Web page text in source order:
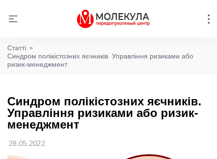
Статті »
Синдром полікістозних яєчників. Управління ризиками або
ризик-менеджмент
Синдром полікістозних яєчників.
Управління ризиками або ризик-
менеджмент
28.05.2022